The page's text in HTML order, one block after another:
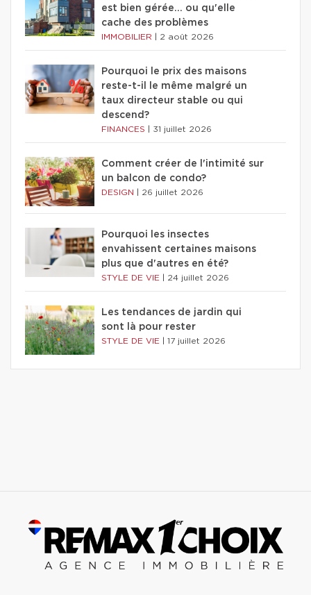
est bien gérée… ou qu'elle
cache des problèmes
IMMOBILIER 2 août 2026
Pourquoi le prix des maisons
reste-t-il le même malgré un
taux directeur stable ou qui
descend?
FINANCES 31 juillet 2026
Comment créer de l'intimité sur
un balcon de condo?
DESIGN 26 juillet 2026
Pourquoi les insectes
envahissent certaines maisons
plus que d'autres en été?
STYLE DE VIE 24 juillet 2026
Les tendances de jardin qui
sont là pour rester
STYLE DE VIE 17 juillet 2026